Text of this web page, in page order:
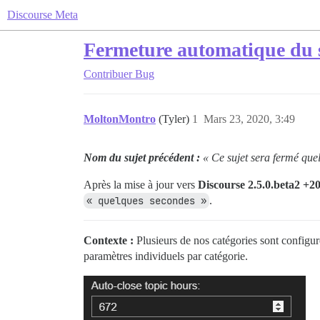
Discourse Meta
Fermeture automatique
Contribuer Bug
MoltonMontro (Tyler) Mars 23, 2020, 3:49
1
Nom du sujet précédent : « Ce sujet sera fermé
Après la mise à jour vers Discourse 2.5.0.beta2
« quelques secondes » .
Contexte : Plusieurs de nos catégories sont
paramètres individuels par catégorie.